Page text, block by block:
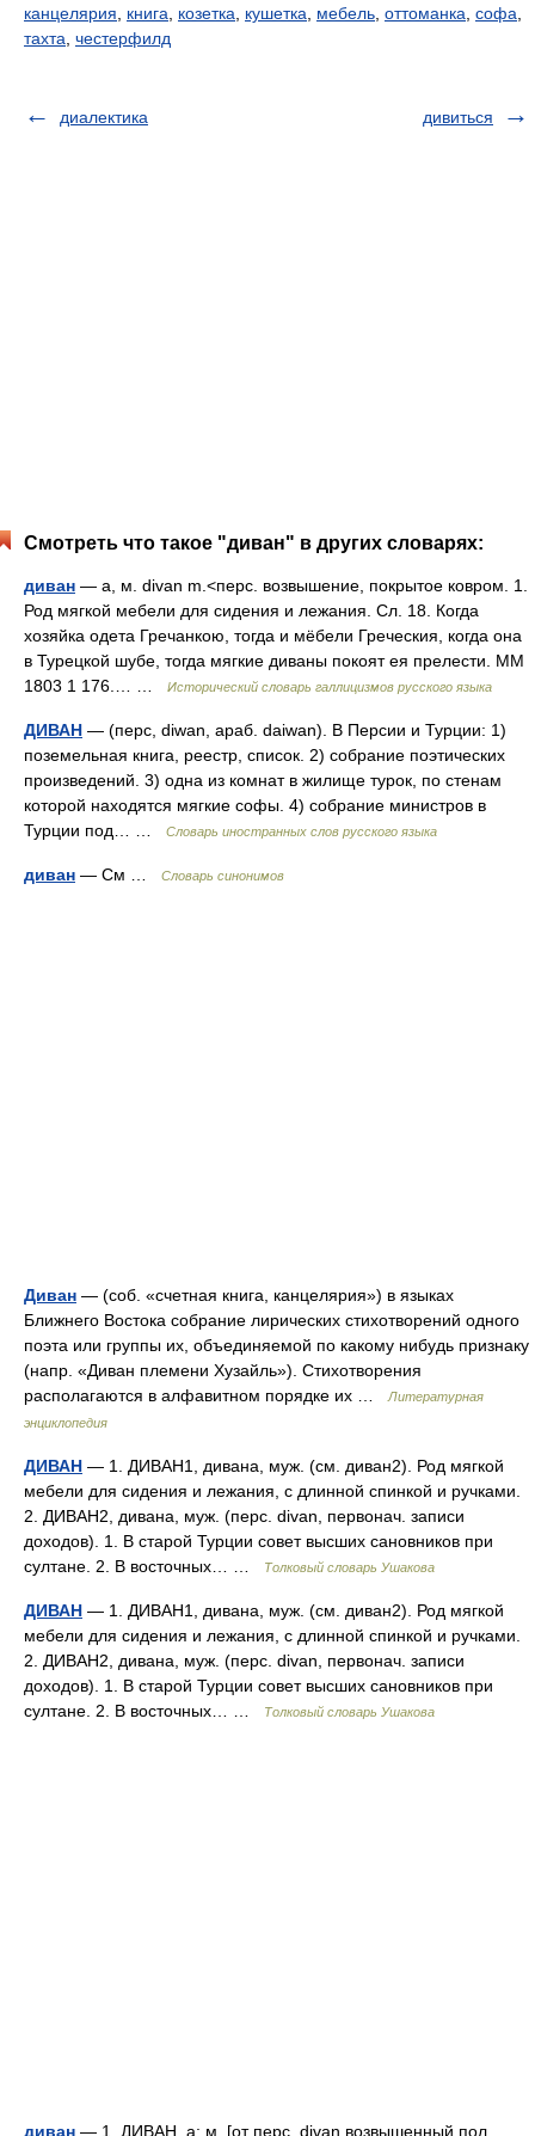
канцелярия
книга козетка кушетка мебель оттоманка софа
тахта честерфилд
диалектика дивиться
Смотреть что такое "диван" в других словарях:
диван — а, м. divan m.<перс. возвышение, покрытое ковром. 1.
Род мягкой мебели для сидения и лежания. Сл. 18. Когда
хозяйка одета Гречанкою, тогда и мёбели Греческия, когда она
в Турецкой шубе, тогда мягкие диваны покоят ея прелести. ММ
1803 1 176.… …
Исторический словарь галлицизмов русского языка
ДИВАН — (перс, diwan, араб. daiwan). В Персии и Турции: 1)
поземельная книга, реестр, список. 2) собрание поэтических
произведений. 3) одна из комнат в жилище турок, по стенам
которой находятся мягкие софы. 4) собрание министров в
Турции под… …
Словарь иностранных слов русского языка
диван — См … Словарь синонимов
Диван — (соб. «счетная книга, канцелярия») в языках
Ближнего Востока собрание лирических стихотворений одного
поэта или группы их, объединяемой по какому нибудь признаку
(напр. «Диван племени Хузайль»). Стихотворения
располагаются в алфавитном порядке их …
Литературная
энциклопедия
ДИВАН — 1. ДИВАН1, дивана, муж. (см. диван2). Род мягкой
мебели для сидения и лежания, с длинной спинкой и ручками.
2. ДИВАН2, дивана, муж. (перс. divan, первонач. записи
доходов). 1. В старой Турции совет высших сановников при
султане. 2. В восточных… …
Толковый словарь Ушакова
ДИВАН — 1. ДИВАН1, дивана, муж. (см. диван2). Род мягкой
мебели для сидения и лежания, с длинной спинкой и ручками.
2. ДИВАН2, дивана, муж. (перс. divan, первонач. записи
доходов). 1. В старой Турции совет высших сановников при
султане. 2. В восточных… …
Толковый словарь Ушакова
диван — 1. ДИВАН, а; м. [от перс. divan возвышенный пол,